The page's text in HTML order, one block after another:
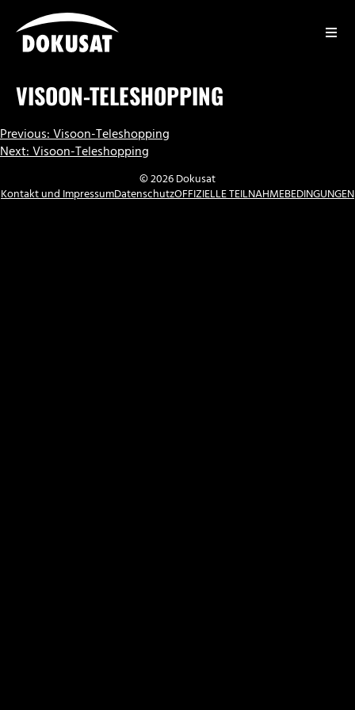
Inhalt
springen
VISOON-TELESHOPPING
BEITRAGSNAVIGATION
Previous:Visoon-Teleshopping
Next:Visoon-Teleshopping
© 2026 Dokusat
Kontakt und ImpressumDatenschutzOFFIZIELLE TEILNAHMEBEDINGUNGEN